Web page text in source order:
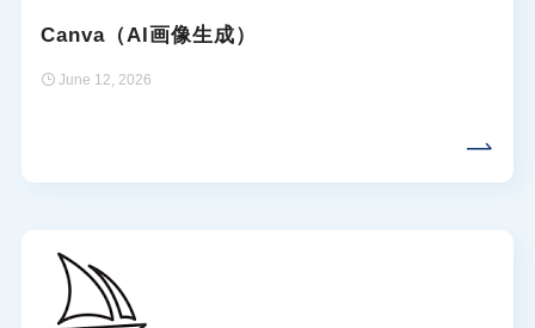
Canva（AI画像生成）
June 12, 2026